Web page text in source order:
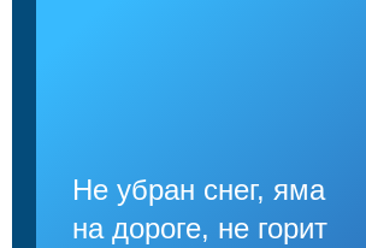
Не убран снег, яма
на дороге, не горит